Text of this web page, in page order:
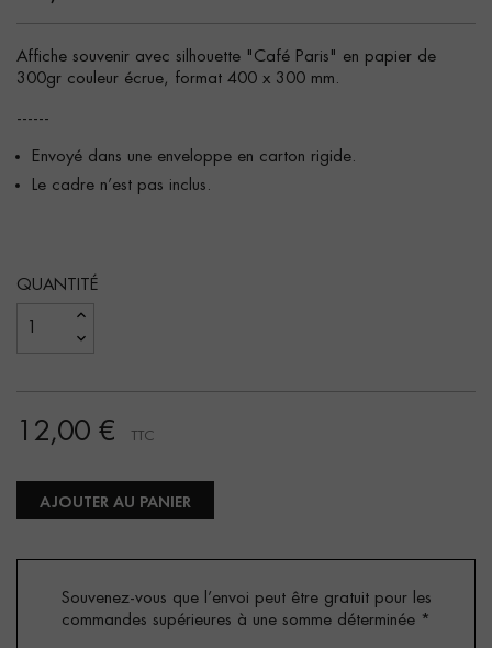
Affiche souvenir avec silhouette "Café Paris" en papier de
300gr couleur écrue, format 400 x 300 mm.
------
Envoyé dans une enveloppe en carton rigide.
Le cadre n’est pas inclus.
QUANTITÉ
12,00 € TTC
AJOUTER AU PANIER
Souvenez-vous que l’envoi peut être gratuit pour les
commandes supérieures à une somme déterminée *